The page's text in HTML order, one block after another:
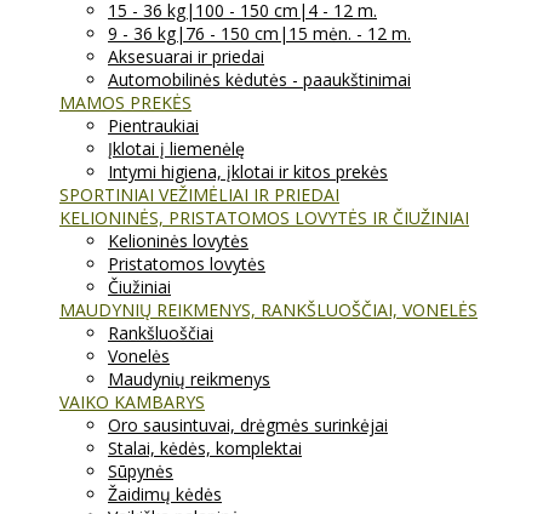
15 - 36 kg|100 - 150 cm|4 - 12 m.
9 - 36 kg|76 - 150 cm|15 mėn. - 12 m.
Aksesuarai ir priedai
Automobilinės kėdutės - paaukštinimai
MAMOS PREKĖS
Pientraukiai
Įklotai į liemenėlę
Intymi higiena, įklotai ir kitos prekės
SPORTINIAI VEŽIMĖLIAI IR PRIEDAI
KELIONINĖS, PRISTATOMOS LOVYTĖS IR ČIUŽINIAI
Kelioninės lovytės
Pristatomos lovytės
Čiužiniai
MAUDYNIŲ REIKMENYS, RANKŠLUOŠČIAI, VONELĖS
Rankšluoščiai
Vonelės
Maudynių reikmenys
VAIKO KAMBARYS
Oro sausintuvai, drėgmės surinkėjai
Stalai, kėdės, komplektai
Sūpynės
Žaidimų kėdės